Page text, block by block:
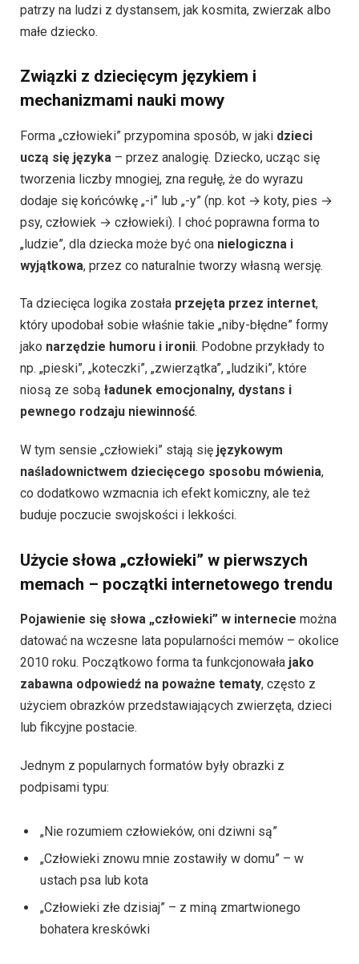
patrzy na ludzi z dystansem, jak kosmita, zwierzak albo
małe dziecko.
Związki z dziecięcym językiem i
mechanizmami nauki mowy
Forma „człowieki” przypomina sposób, w jaki dzieci
uczą się języka – przez analogię. Dziecko, ucząc się
tworzenia liczby mnogiej, zna regułę, że do wyrazu
dodaje się końcówkę „-i” lub „-y” (np. kot → koty, pies →
psy, człowiek → człowieki). I choć poprawna forma to
„ludzie”, dla dziecka może być ona nielogiczna i
wyjątkowa, przez co naturalnie tworzy własną wersję.
Ta dziecięca logika została przejęta przez internet,
który upodobał sobie właśnie takie „niby-błędne” formy
jako narzędzie humoru i ironii. Podobne przykłady to
np. „pieski”, „koteczki”, „zwierzątka”, „ludziki”, które
niosą ze sobą ładunek emocjonalny, dystans i
pewnego rodzaju niewinność.
W tym sensie „człowieki” stają się językowym
naśladownictwem dziecięcego sposobu mówienia,
co dodatkowo wzmacnia ich efekt komiczny, ale też
buduje poczucie swojskości i lekkości.
Użycie słowa „człowieki” w pierwszych
memach – początki internetowego trendu
Pojawienie się słowa „człowieki” w internecie można
datować na wczesne lata popularności memów – okolice
2010 roku. Początkowo forma ta funkcjonowała jako
zabawna odpowiedź na poważne tematy, często z
użyciem obrazków przedstawiających zwierzęta, dzieci
lub fikcyjne postacie.
Jednym z popularnych formatów były obrazki z
podpisami typu:
„Nie rozumiem człowieków, oni dziwni są”
„Człowieki znowu mnie zostawiły w domu” – w
ustach psa lub kota
„Człowieki złe dzisiaj” – z miną zmartwionego
bohatera kreskówki